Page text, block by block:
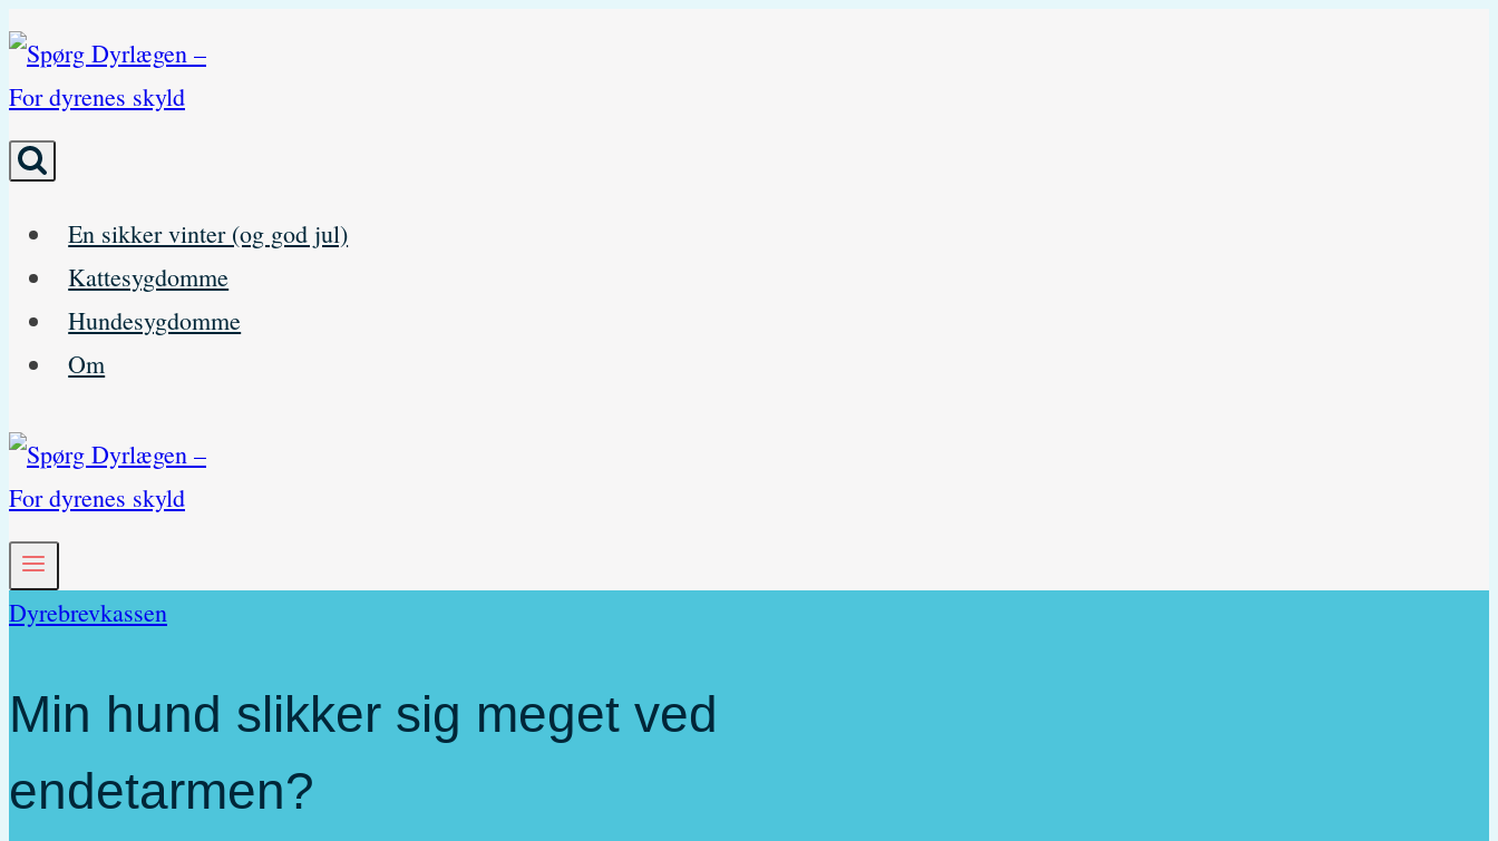
Skip
content
En sikker vinter (og god jul)
Kattesygdomme
Hundesygdomme
Om
Dyrebrevkassen
Min hund slikker sig meget ved
endetarmen?